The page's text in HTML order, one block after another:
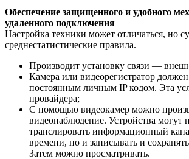
Обеспечение защищенного и удобного
удаленного подключения
Настройка техники может отличаться, но
среднестатистические правила.
Производит установку связи —
Камера или видеорегистратор
постоянным личным IP кодом. Эта
провайдера;
С помощью видеокамер можно
видеонаблюдение. Устройства могут
транслировать информационный
времени, но и записывать и
Затем можно просматривать.